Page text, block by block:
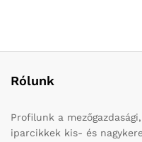
Rólunk
Profilunk a
iparcikkek kis- és